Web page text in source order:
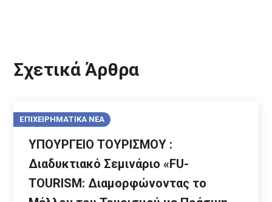
Σχετικά Άρθρα
ΕΠΙΧΕΙΡΗΜΑΤΙΚΑ ΝΕΑ
ΥΠΟΥΡΓΕΙΟ ΤΟΥΡΙΣΜΟΥ :
Διαδυκτιακό Σεμινάριο «FU-
TOURISM: Διαμορφώνοντας το